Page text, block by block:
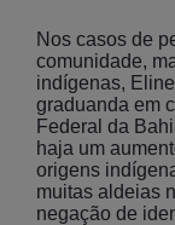
Nos casos de
comunidade,
indígenas,
graduanda em
Federal da
haja um
origens
muitas aldeias
negação de